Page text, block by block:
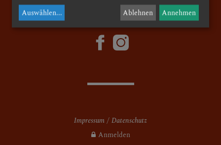
PFARRLICHE
EINRICHTUNGEN
Agathakirche
Ausstattung der Kirche
Orgel in der Kirche
Impressum
Datenschutz
Anmelden
Auswählen... Ablehnen Annehmen